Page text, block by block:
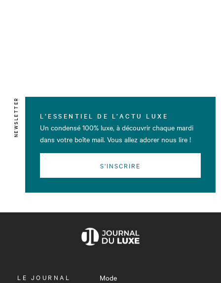
NEWSLETTER L’ESSENTIEL DE L’ACTU LUXE
Un condensé 100% luxe, à découvrir chaque mardi
dans votre boîte mail. Vous allez adorer nous lire !
S'INSCRIRE
OUVRIR
LE JOURNAL
Mode